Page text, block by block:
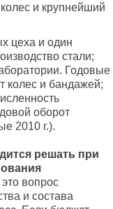
и крупнейший
цеха и один
стали;
Годовые
колес и бандажей;
оборот
2010 г.).
решать при
вопрос
и состава